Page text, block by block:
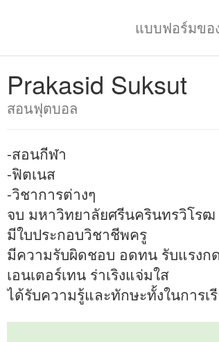
แบบฟอร์มข
Prakasid Suksut
สอนฟุตบอล
-สอนกีฬา
-ฟิตเนส
-วิชาการต่างๆ
จบ มหาวิทยาลัยศรีนครินทรวิโร
มีใบประกอบวิชาชีพครู
มีความรับผิดชอบ อดทน รับแรงก
เอนเตอร์เทน ร่าเริงแจ่มใส
ได้รับความรู้และทักษะทั้งในการเ